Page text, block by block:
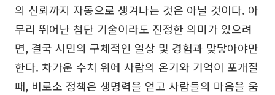
의 신뢰까지 자동으로 생겨나는 것은 아닐 것이다. 아
무리 뛰어난 첨단 기술이라도 진정한 의미가 있으려
면, 결국 시민의 구체적인 일상 및 경험과 맞닿아야만
한다. 차가운 수치 위에 사람의 온기와 기억이 포개질
때, 비로소 정책은 생명력을 얻고 사람들의 마음을 움